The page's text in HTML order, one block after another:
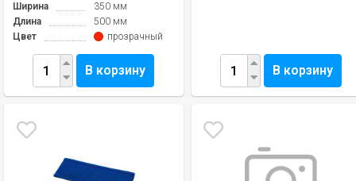
Ширина
350 мм
Длина
500 мм
Цвет
прозрачный
В корзину В корзину